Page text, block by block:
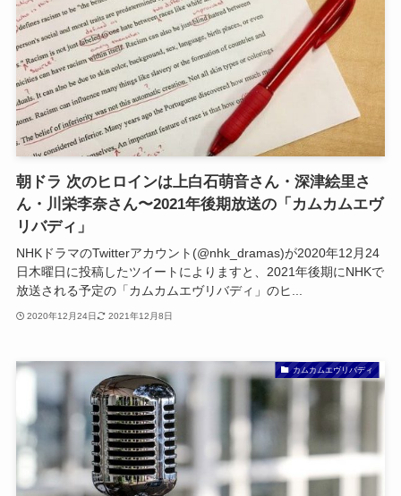
朝ドラ 次のヒロインは上白石萌音さん・深津絵里さ
ん・川栄李奈さん〜2021年後期放送の「カムカムエヴ
リバディ」
NHKドラマのTwitterアカウント(@nhk_dramas)が2020年12月24
日木曜日に投稿したツイートによりますと、2021年後期にNHKで
放送される予定の「カムカムエヴリバディ」のヒ...
2020年12月24日 2021年12月8日
カムカムエヴリバディ